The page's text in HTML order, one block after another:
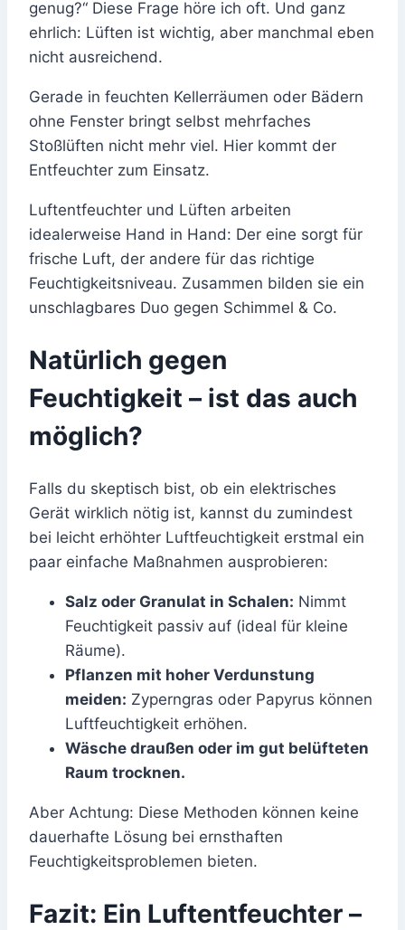
genug?“ Diese Frage höre ich oft. Und ganz
ehrlich: Lüften ist wichtig, aber manchmal eben
nicht ausreichend.
Gerade in feuchten Kellerräumen oder Bädern
ohne Fenster bringt selbst mehrfaches
Stoßlüften nicht mehr viel. Hier kommt der
Entfeuchter zum Einsatz.
Luftentfeuchter und Lüften arbeiten
idealerweise Hand in Hand: Der eine sorgt für
frische Luft, der andere für das richtige
Feuchtigkeitsniveau. Zusammen bilden sie ein
unschlagbares Duo gegen Schimmel & Co.
Natürlich gegen
Feuchtigkeit – ist das auch
möglich?
Falls du skeptisch bist, ob ein elektrisches
Gerät wirklich nötig ist, kannst du zumindest
bei leicht erhöhter Luftfeuchtigkeit erstmal ein
paar einfache Maßnahmen ausprobieren:
Salz oder Granulat in Schalen: Nimmt
Feuchtigkeit passiv auf (ideal für kleine
Räume).
Pflanzen mit hoher Verdunstung
meiden: Zyperngras oder Papyrus können
Luftfeuchtigkeit erhöhen.
Wäsche draußen oder im gut belüfteten
Raum trocknen.
Aber Achtung: Diese Methoden können keine
dauerhafte Lösung bei ernsthaften
Feuchtigkeitsproblemen bieten.
Fazit: Ein Luftentfeuchter –